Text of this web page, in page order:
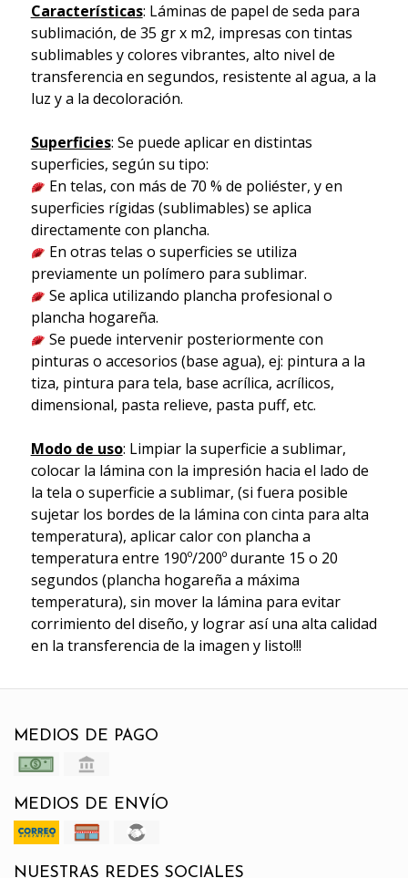
Características: Láminas de papel de seda para
sublimación, de 35 gr x m2, impresas con tintas
sublimables y colores vibrantes, alto nivel de
transferencia en segundos, resistente al agua, a la
luz y a la decoloración.
Superficies: Se puede aplicar en distintas
superficies, según su tipo:
En telas, con más de 70 % de poliéster, y en
superficies rígidas (sublimables) se aplica
directamente con plancha.
En otras telas o superficies se utiliza
previamente un polímero para sublimar.
Se aplica utilizando plancha profesional o
plancha hogareña.
Se puede intervenir posteriormente con
pinturas o accesorios (base agua), ej: pintura a la
tiza, pintura para tela, base acrílica, acrílicos,
dimensional, pasta relieve, pasta puff, etc.
Modo de uso: Limpiar la superficie a sublimar,
colocar la lámina con la impresión hacia el lado de
la tela o superficie a sublimar, (si fuera posible
sujetar los bordes de la lámina con cinta para alta
temperatura), aplicar calor con plancha a
temperatura entre 190º/200º durante 15 o 20
segundos (plancha hogareña a máxima
temperatura), sin mover la lámina para evitar
corrimiento del diseño, y lograr así una alta calidad
en la transferencia de la imagen y listo!!!
MEDIOS DE PAGO
MEDIOS DE ENVÍO
NUESTRAS REDES SOCIALES